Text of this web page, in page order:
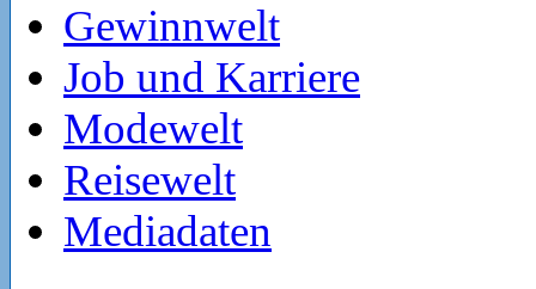
Gewinnwelt
Job und Karriere
Modewelt
Reisewelt
Mediadaten